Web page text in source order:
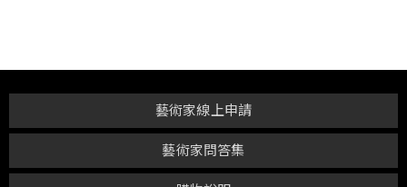
藝術家問答集
藝術家線上申請